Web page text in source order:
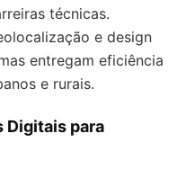
técnicas.
e design
entregam eficiência
e rurais.
Digitais para